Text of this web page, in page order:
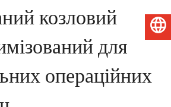
козловий
для
операційних
Українська